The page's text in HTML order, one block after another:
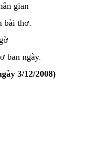
gian
bài thơ.
ban ngày.
3/12/2008)